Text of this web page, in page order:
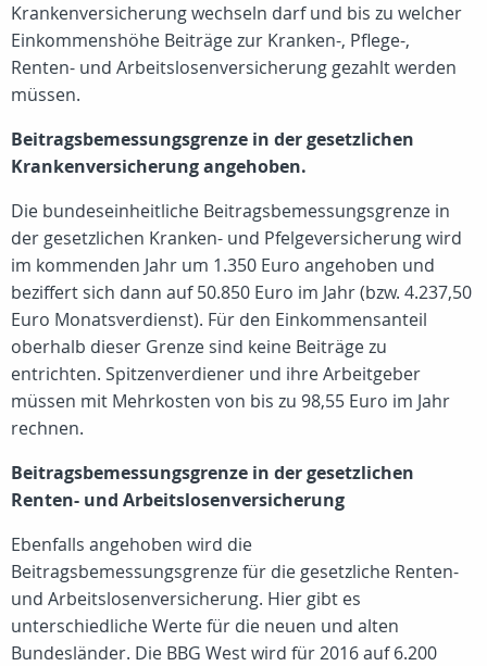
Krankenversicherung wechseln darf und bis zu welcher
Einkommenshöhe Beiträge zur Kranken-, Pflege-,
Renten- und Arbeitslosenversicherung gezahlt werden
müssen.
Beitragsbemessungsgrenze in der gesetzlichen
Krankenversicherung angehoben.
Die bundeseinheitliche Beitragsbemessungsgrenze in
der gesetzlichen Kranken- und Pfelgeversicherung wird
im kommenden Jahr um 1.350 Euro angehoben und
beziffert sich dann auf 50.850 Euro im Jahr (bzw. 4.237,50
Euro Monatsverdienst). Für den Einkommensanteil
oberhalb dieser Grenze sind keine Beiträge zu
entrichten. Spitzenverdiener und ihre Arbeitgeber
müssen mit Mehrkosten von bis zu 98,55 Euro im Jahr
rechnen.
Beitragsbemessungsgrenze in der gesetzlichen
Renten- und Arbeitslosenversicherung
Ebenfalls angehoben wird die
Beitragsbemessungsgrenze für die gesetzliche Renten-
und Arbeitslosenversicherung. Hier gibt es
unterschiedliche Werte für die neuen und alten
Bundesländer. Die BBG West wird für 2016 auf 6.200